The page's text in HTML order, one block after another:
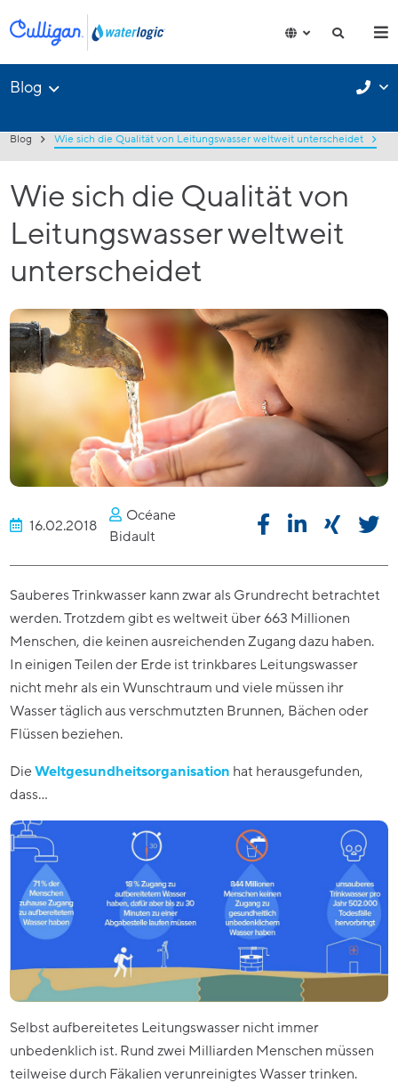
Blog
Blog Wie sich die Qualität von Leitungswasser weltweit unterscheidet
Wie sich die Qualität von
Leitungswasser weltweit
unterscheidet
16.02.2018
Océane
Bidault
Sauberes Trinkwasser kann zwar als Grundrecht betrachtet
werden. Trotzdem gibt es weltweit über 663 Millionen
Menschen, die keinen ausreichenden Zugang dazu haben.
In einigen Teilen der Erde ist trinkbares Leitungswasser
nicht mehr als ein Wunschtraum und viele müssen ihr
Wasser täglich aus verschmutzten Brunnen, Bächen oder
Flüssen beziehen.
DieWeltgesundheitsorganisation hat herausgefunden,
dass…
Selbst aufbereitetes Leitungswasser nicht immer
unbedenklich ist. Rund zwei Milliarden Menschen müssen
teilweise durch Fäkalien verunreinigtes Wasser trinken.